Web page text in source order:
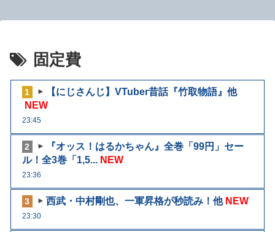
固定費
1
【にじさんじ】VTuber昔話『竹取物語』他
NEW
23:45
2
『オッス！はるかちゃん』全巻「99円」セー
ル！全3巻「1,5... NEW
23:36
3 西武・中村剛也、一軍昇格が秒読み！他 NEW
23:30